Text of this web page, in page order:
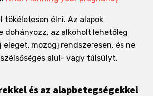
tökéletesen élni. Az alapok
dohányozz, az alkoholt lehetőleg
eleget, mozogj rendszeresen, és ne
alul- vagy túlsúlyt.
és az alapbetegségekkel